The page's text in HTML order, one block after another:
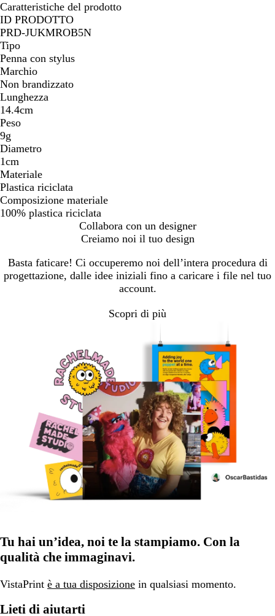
Caratteristiche del prodotto
ID PRODOTTO
PRD-JUKMROB5N
Tipo
Penna con stylus
Marchio
Non brandizzato
Lunghezza
14.4cm
Peso
9g
Diametro
1cm
Materiale
Plastica riciclata
Composizione materiale
100% plastica riciclata
Collabora con un designer
Creiamo noi il tuo design
Basta faticare! Ci occuperemo noi dell’intera procedura di
progettazione, dalle idee iniziali fino a caricare i file nel tuo
account.
Scopri di più
Tu hai un’idea, noi te la stampiamo. Con la
qualità che immaginavi.
VistaPrint è a tua disposizione in qualsiasi momento.
Lieti di aiutarti